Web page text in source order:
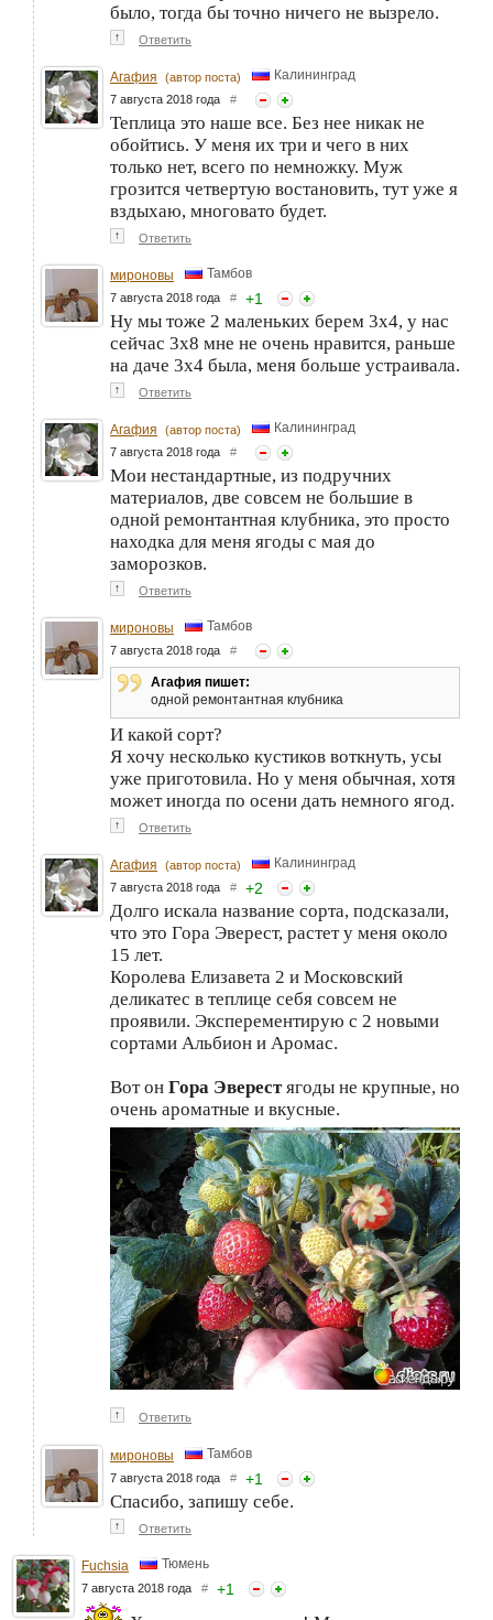
было, тогда бы точно ничего не вызрело.
↑ Ответить
Агафия (автор поста) Калининград
7 августа 2018 года #
Теплица это наше все. Без нее никак не
обойтись. У меня их три и чего в них
только нет, всего по немножку. Муж
грозится четвертую востановить, тут уже я
вздыхаю, многовато будет.
↑ Ответить
мироновы Тамбов
7 августа 2018 года # +1
Ну мы тоже 2 маленьких берем 3х4, у нас
сейчас 3х8 мне не очень нравится, раньше
на даче 3х4 была, меня больше устраивала.
↑ Ответить
Агафия (автор поста) Калининград
7 августа 2018 года #
Мои нестандартные, из подручних
материалов, две совсем не большие в
одной ремонтантная клубника, это просто
находка для меня ягоды с мая до
заморозков.
↑ Ответить
мироновы Тамбов
7 августа 2018 года #
Агафия пишет:
одной ремонтантная клубника
И какой сорт?
Я хочу несколько кустиков воткнуть, усы
уже приготовила. Но у меня обычная, хотя
может иногда по осени дать немного ягод.
↑ Ответить
Агафия (автор поста) Калининград
7 августа 2018 года # +2
Долго искала название сорта, подсказали,
что это Гора Эверест, растет у меня около
15 лет.
Королева Елизавета 2 и Московский
деликатес в теплице себя совсем не
проявили. Эксперементирую с 2 новыми
сортами Альбион и Аромас.
Вот он Гора Эверестягоды не крупные, но
очень ароматные и вкусные.
↑ Ответить
мироновы Тамбов
7 августа 2018 года # +1
Спасибо, запишу себе.
↑ Ответить
Fuchsia Тюмень
7 августа 2018 года # +1